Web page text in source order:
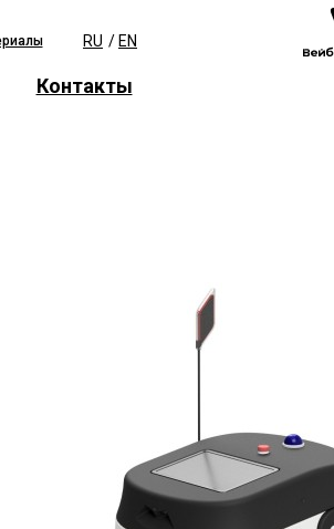
EN
RU /
Контакты